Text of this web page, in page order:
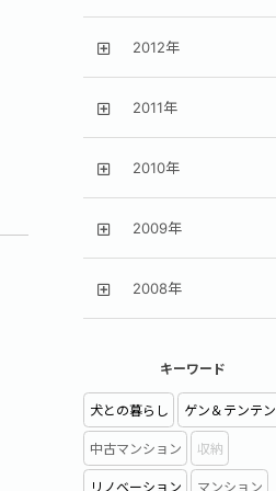
2012年
2011年
2010年
2009年
2008年
キーワード
犬との暮らし ゲン＆テンテン
中古マンション 収納
リノベーション マンション